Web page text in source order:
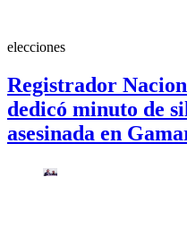
elecciones
Registrador
dedicó minuto de
asesinada en